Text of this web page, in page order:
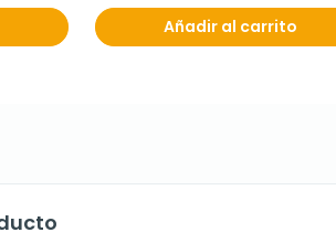
Añadir al carrito